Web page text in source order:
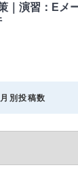
｜演習：Eメ
月別投稿数